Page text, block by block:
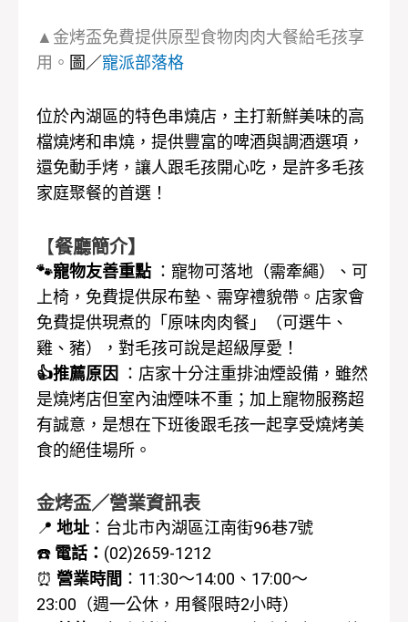
▲金烤盃免費提供原型食物肉肉大餐給毛孩享
用。 圖／寵派部落格
位於內湖區的特色串燒店，主打新鮮美味的高
檔燒烤和串燒，提供豐富的啤酒與調酒選項，
還免動手烤，讓人跟毛孩開心吃，是許多毛孩
家庭聚餐的首選！
【餐廳簡介】
🐾寵物友善重點 ：寵物可落地（需牽繩）、可
上椅，免費提供尿布墊、需穿禮貌帶。店家會
免費提供現煮的「原味肉肉餐」（可選牛、
雞、豬），對毛孩可說是超級厚愛！
👍推薦原因
：店家十分注重排油煙設備，雖然
是燒烤店但室內油煙味不重；加上寵物服務超
有誠意，是想在下班後跟毛孩一起享受燒烤美
食的絕佳場所。
金烤盃／營業資訊表
📍 地址 ：台北市內湖區江南街96巷7號
☎️ 電話： (02)2659-1212
⏰ 營業時間 ： 11:30～14:00、17:00～
23:00（週一公休， 用餐限時2小時）